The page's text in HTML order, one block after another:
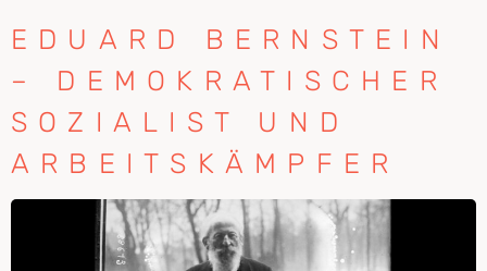
EDUARD BERNSTEIN
– DEMOKRATISCHER
SOZIALIST UND
ARBEITSKÄMPFER